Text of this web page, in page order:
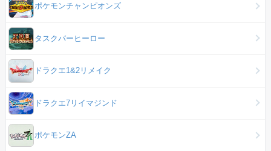
ポケモンチャンピオンズ
タスクバーヒーロー
ドラクエ1&2リメイク
ドラクエ7リイマジンド
ポケモンZA